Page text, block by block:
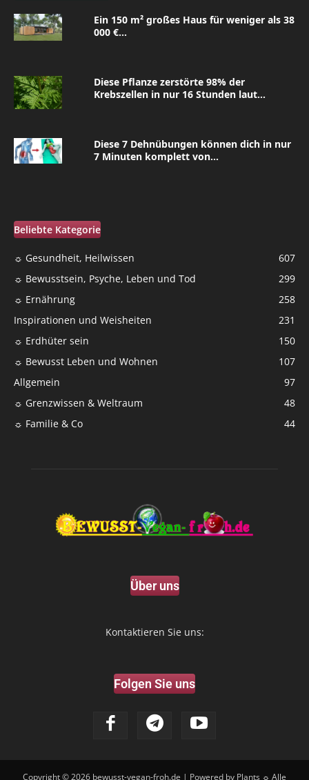
Ein 150 m² großes Haus für weniger als 38
000 €...
Diese Pflanze zerstörte 98% der
Krebszellen in nur 16 Stunden laut...
Diese 7 Dehnübungen können dich in nur
7 Minuten komplett von...
Beliebte Kategorie
☼ Gesundheit, Heilwissen
607
☼ Bewusstsein, Psyche, Leben und Tod
299
☼ Ernährung
258
Inspirationen und Weisheiten
231
☼ Erdhüter sein
150
☼ Bewusst Leben und Wohnen
107
Allgemein
97
☼ Grenzwissen & Weltraum
48
☼ Familie & Co
44
Über uns
Kontaktieren Sie uns:
Folgen Sie uns
Copyright © 2026 bewusst-vegan-froh.de | Powered by Plants ☼ Alle